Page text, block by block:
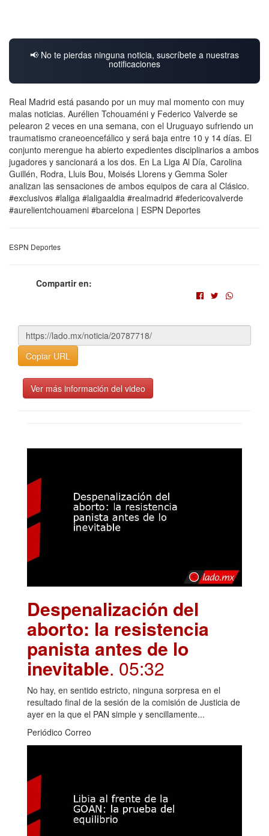
📢 No te pierdas ninguna noticia, suscríbete a nuestras
notificaciones
Real Madrid está pasando por un muy mal momento con muy
malas noticias. Aurélien Tchouaméni y Federico Valverde se
pelearon 2 veces en una semana, con el Uruguayo sufriendo un
traumatismo craneoencefálico y será baja entre 10 y 14 días. El
conjunto merengue ha abierto expedientes disciplinarios a ambos
jugadores y sancionará a los dos. En La Liga Al Día, Carolina
Guillén, Rodra, Lluis Bou, Moisés Llorens y Gemma Soler
analizan las sensaciones de ambos equipos de cara al Clásico.
#exclusivos #laliga #laligaaldia #realmadrid #federicovalverde
#aurelientchouameni #barcelona | ESPN Deportes
ESPN Deportes
Compartir en:
Copiar URL
Ver más información del video
Despenalización del
aborto: la resistencia
panista antes de lo
inevitable. 05:32
No hay, en sentido estricto, ninguna sorpresa en el
resultado final de la sesión de la comisión de Justicia de
ayer en la que el PAN simple y sencillamente...
Periódico Correo